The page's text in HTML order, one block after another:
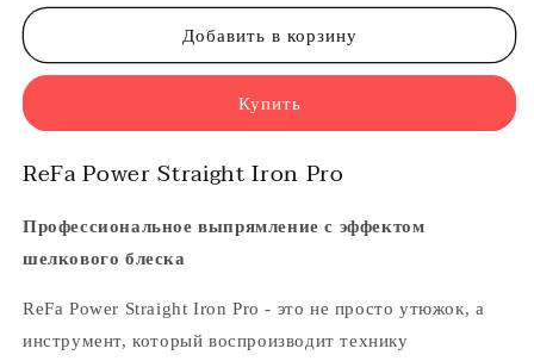
ReFa
Straight
-
Утюжок
для
волос
ReFa
Power
Straight
-
Утюжок
для
волос
Добавить в корзину
Купить
ReFaPower Straight Iron Pro
Профессиональное выпрямление с эффектом
шелкового блеска
ReFa Power Straight Iron Pro - это не просто утюжок, а
инструмент, который воспроизводит технику